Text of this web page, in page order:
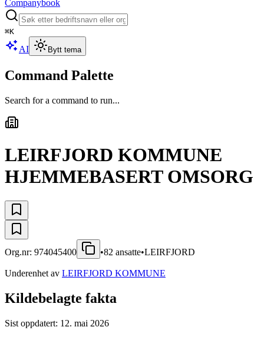
Companybook
⌘K
AI Bytt tema
Command Palette
Search for a command to run...
LEIRFJORD KOMMUNE
HJEMMEBASERT OMSORG
Org.nr: 974045400 •82 ansatte•LEIRFJORD
Underenhet av LEIRFJORD KOMMUNE
Kildebelagte fakta
Sist oppdatert: 12. mai 2026